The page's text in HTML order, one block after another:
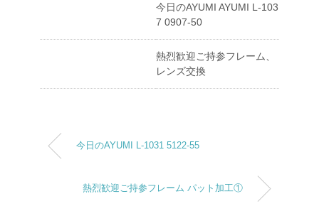
今日のAYUMI AYUMI L-103
7 0907-50
熱烈歓迎ご持参フレーム、
レンズ交換
今日のAYUMI L-1031 5122-55
熱烈歓迎ご持参フレーム パット加工①